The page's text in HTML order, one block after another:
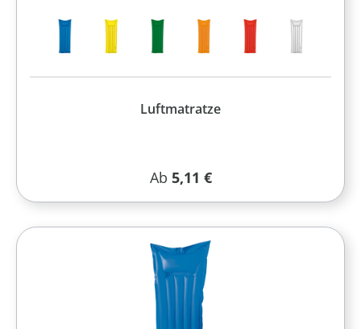
Luftmatratze
Regulärer Preis:
Ab 5,11 €